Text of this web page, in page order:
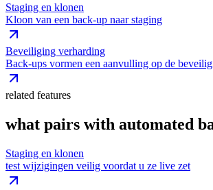
Staging en klonen
Kloon van een back-up naar staging
Beveiliging verharding
Back-ups vormen een aanvulling op de
related features
what pairs with automated
Staging en klonen
test wijzigingen veilig voordat u ze live zet